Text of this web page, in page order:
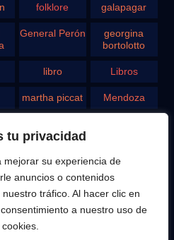
tu privacidad
mejorar su experiencia de
anuncios o contenidos
tráfico. Al hacer clic en
a nuestro uso de
folklore galapagar
General Perón
georgina
bortolotto
libro Libros
martha piccat Mendoza
san juan santa fe
television vigo